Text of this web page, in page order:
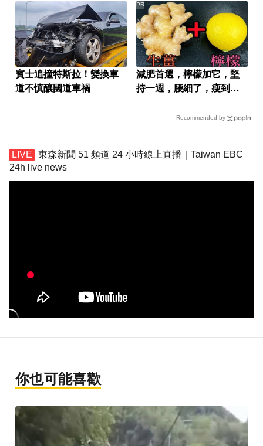
賓士追撞特斯拉！變換車
道不慎釀國道車禍
減肥首選，檸檬加它，堅
持一週，腰細了，瘦到你
PR
Recommended by
東森新聞 51 頻道 24 小時線上直播｜Taiwan EBC
24h live news
你也可能喜歡